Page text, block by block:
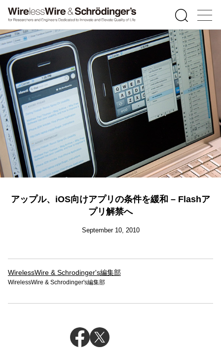
アップル、iOS向けアプリの条件を緩和 – Flashア
プリ解禁へ
September 10, 2010
WirelessWire & Schrodinger's編集部
WirelessWire & Schrodinger's編集部